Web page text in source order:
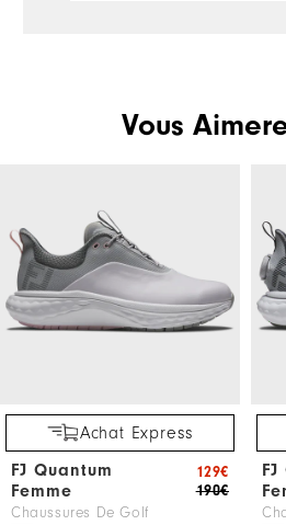
Vous
Achat Express
FJ Quantum
Femme
Chaussures De Golf
190€
129€